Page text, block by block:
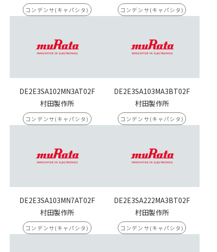
コンデンサ(キャパシタ) コンデンサ(キャパシタ)
DE2E3SA102MN3AT02F
村田製作所
コンデンサ(キャパシタ)
DE2E3SA103MA3BT02F
村田製作所
コンデンサ(キャパシタ)
DE2E3SA103MN7AT02F
村田製作所
コンデンサ(キャパシタ)
DE2E3SA222MA3BT02F
村田製作所
コンデンサ(キャパシタ)